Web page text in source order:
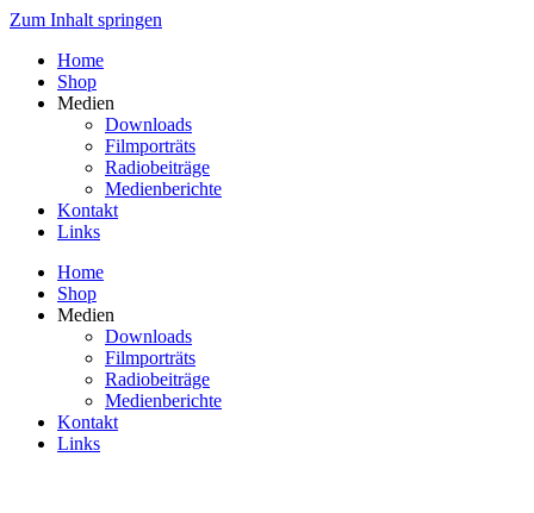
Zum Inhalt springen
Home
Shop
Medien
Downloads
Filmporträts
Radiobeiträge
Medienberichte
Kontakt
Links
Home
Shop
Medien
Downloads
Filmporträts
Radiobeiträge
Medienberichte
Kontakt
Links